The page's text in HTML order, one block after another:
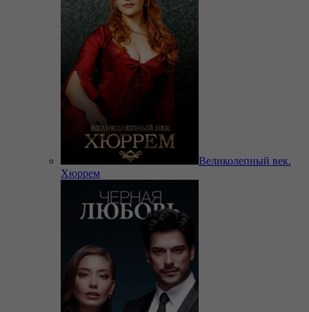
Великолепный век.
Хюррем